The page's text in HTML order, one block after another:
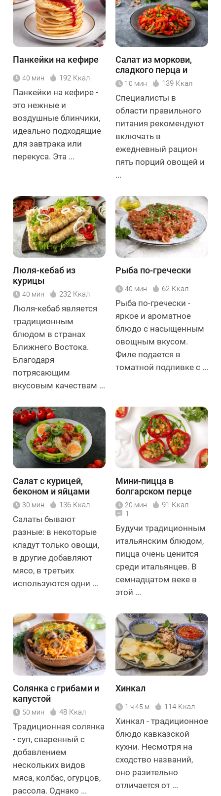
Панкейки на кефире
40 мин 192 Ккал
Панкейки на кефире -
это нежные и
воздушные блинчики,
идеально подходящие
для завтрака или
перекуса. Эта ...
Салат из моркови,
сладкого перца и
орехов
10 мин 139 Ккал
Специалисты в
области правильного
питания рекомендуют
включать в
ежедневный рацион
пять порций овощей и
...
Люля-кебаб из
курицы
40 мин 232 Ккал
Люля-кебаб является
традиционным
блюдом в странах
Ближнего Востока.
Благодаря
потрясающим
вкусовым качествам ...
Рыба по-гречески
40 мин 62 Ккал
Рыба по-гречески -
яркое и ароматное
блюдо с насыщенным
овощным вкусом.
Филе подается в
томатной подливке с ...
Салат с курицей,
беконом и яйцами
30 мин 136 Ккал
Салаты бывают
разные: в некоторые
кладут только овощи,
в другие добавляют
мясо, в третьих
используются одни ...
Мини-пицца в
болгарском перце
20 мин 91 Ккал
1
Будучи традиционным
итальянским блюдом,
пицца очень ценится
среди итальянцев. В
семнадцатом веке в
этой ...
Солянка с грибами и
капустой
50 мин 48 Ккал
Традиционная солянка
- суп, сваренный с
добавлением
нескольких видов
мяса, колбас, огурцов,
рассола. Однако ...
Хинкал
1 ч 45 м 114 Ккал
Хинкал - традиционное
блюдо кавказской
кухни. Несмотря на
сходство названий,
оно разительно
отличается от ...